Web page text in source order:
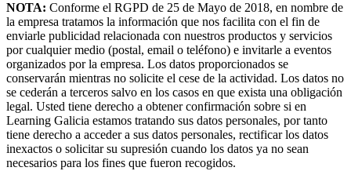
NOTA: Conforme el RGPD de 25 de Mayo de 2018, en nombre de
la empresa tratamos la información que nos facilita con el fin de
enviarle publicidad relacionada con nuestros productos y servicios
por cualquier medio (postal, email o teléfono) e invitarle a eventos
organizados por la empresa. Los datos proporcionados se
conservarán mientras no solicite el cese de la actividad. Los datos no
se cederán a terceros salvo en los casos en que exista una obligación
legal. Usted tiene derecho a obtener confirmación sobre si en
Learning Galicia estamos tratando sus datos personales, por tanto
tiene derecho a acceder a sus datos personales, rectificar los datos
inexactos o solicitar su supresión cuando los datos ya no sean
necesarios para los fines que fueron recogidos.